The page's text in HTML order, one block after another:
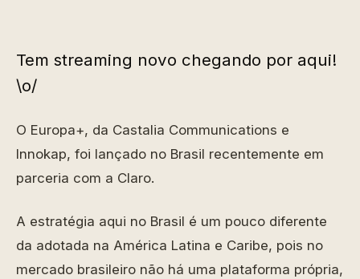
Tem streaming novo chegando por aqui!
\o/
O Europa+, da Castalia Communications e
Innokap, foi lançado no Brasil recentemente em
parceria com a Claro.
A estratégia aqui no Brasil é um pouco diferente
da adotada na América Latina e Caribe, pois no
mercado brasileiro não há uma plataforma própria,